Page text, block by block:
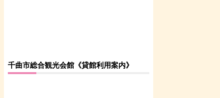
千曲市総合観光会館《貸館利用案内》